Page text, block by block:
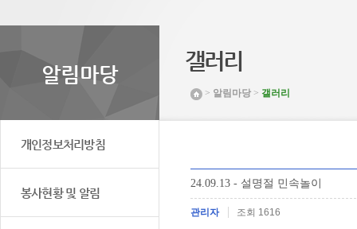
조직도 및
연락처
입원안내
프로그램안내
취약환자
채용공고
알림마당
개인정보처리방침
봉사현황 및 알림
갤러리
> 알림마당 > 갤러리
24.09.13 - 설명절 민속놀이
관리자 조회 1616